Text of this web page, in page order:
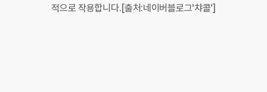
적으로 작용합니다.[출처:네이버블로그'챠콜']